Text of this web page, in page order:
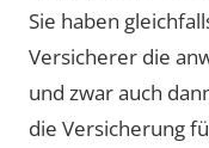
Sie haben
Versicherer die
und zwar auch
die Versicherung